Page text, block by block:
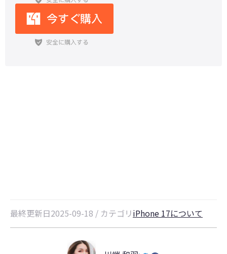
最終更新日2025-09-18 / カテゴリiPhone 17について